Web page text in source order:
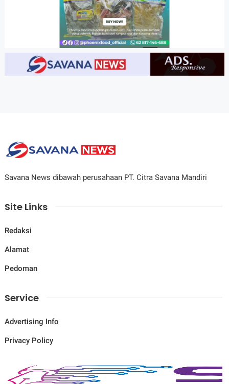
Savana News dibawah perusahaan PT. Citra Savana Mandiri
Site Links
Redaksi
Alamat
Pedoman
Service
Advertising Info
Privacy Policy